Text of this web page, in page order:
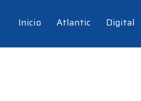
Inicio Atlantic Digital